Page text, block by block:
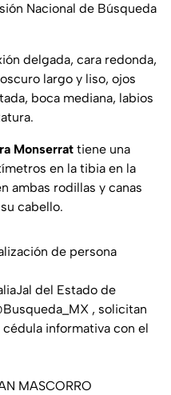
Nacional de Búsqueda
delgada, cara redonda,
largo y liso, ojos
boca mediana, labios
Monserrat tiene una
en la tibia en la
ambas rodillas y canas
cabello.
de persona
del Estado de
, solicitan
informativa con el
MASCORRO